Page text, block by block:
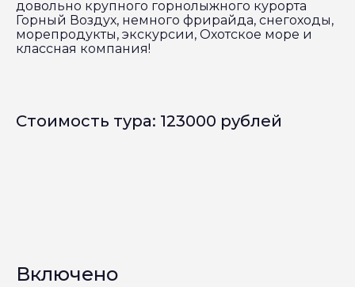
довольно крупного горнолыжного курорта
Горный Воздух, немного фрирайда, снегоходы,
морепродукты, экскурсии, Охотское море и
классная компания!
Стоимость тура: 123000 рублей
Включено